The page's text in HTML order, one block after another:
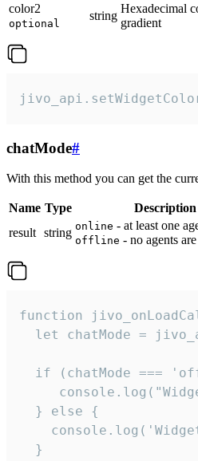
color2
optional
string
Hexadecimal
gradient
chatMode#
With this method you can get the
Name Type
Description
result string online - at least one
offline - no agents
function
let chatMode =
if (chatMode ===
  } else {
  }